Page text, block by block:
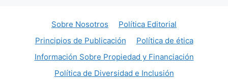
Sobre Nosotros
Política Editorial
Principios de Publicación
Política de ética
Información Sobre Propiedad y Financiación
Política de Diversidad e Inclusión